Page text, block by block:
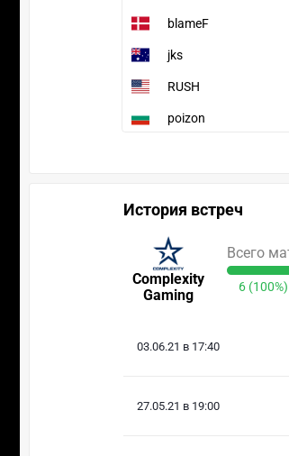
blameF
jks
RUSH
poizon
История встреч
Complexity
Gaming
Всего
6 (100%)
03.06.21 в 17:40
27.05.21 в 19:00